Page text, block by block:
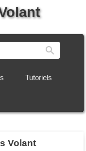
Tutoriels
Volant